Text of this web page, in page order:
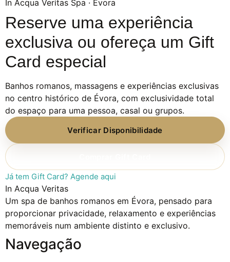
In Acqua Veritas Spa · Évora
Reserve uma experiência
exclusiva ou ofereça um Gift
Card especial
Banhos romanos, massagens e experiências exclusivas
no centro histórico de Évora, com exclusividade total
do espaço para uma pessoa, casal ou grupos.
Verificar Disponibilidade
Já tem Gift Card? Agende aqui
In Acqua Veritas
Um spa de banhos romanos em Évora, pensado para
proporcionar privacidade, relaxamento e experiências
memoráveis num ambiente distinto e exclusivo.
Navegação